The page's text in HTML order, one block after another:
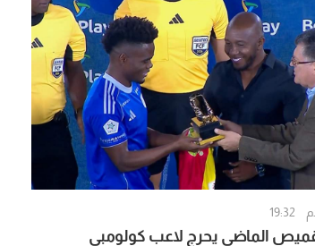
19:32
الماضي يحرج لاعب كولومبي